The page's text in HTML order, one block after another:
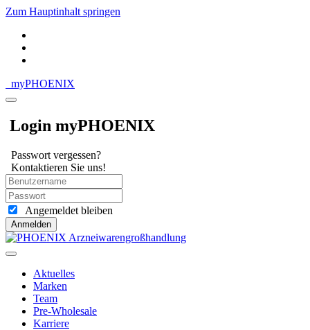
Zum Hauptinhalt springen
myPHOENIX
Login myPHOENIX
Passwort vergessen?
Kontaktieren Sie uns!
Angemeldet bleiben
Anmelden
Aktuelles
Marken
Team
Pre-Wholesale
Karriere